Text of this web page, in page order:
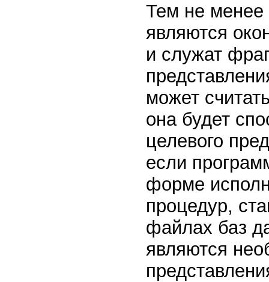
Тем не менее
являются
и служат
может
она будет
целевого
если
форме
процедур,
файлах баз
являются